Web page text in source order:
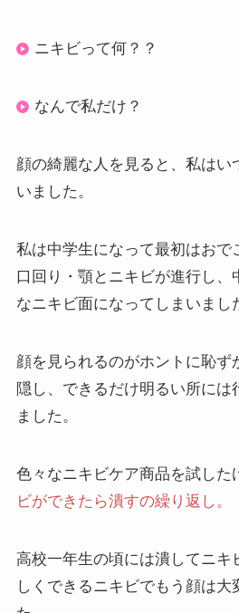
ニキビって何？？
なんで私だけ？
顔の綺麗な人を見ると、私はい
いました。
私は中学生になって最初はおで
口回り・顎とニキビが進行し、
なニキビ面になってしまいまし
顔を見られるのがホントに恥ず
隠し、できるだけ明るい所には
ました。
色々なニキビケア商品を試した
ビができたら潰すの繰り返し。
高校一年生の頃には潰してニキ
しくできるニキビでもう顔は大